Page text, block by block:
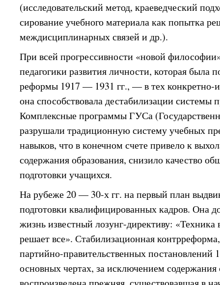
(исследовательский метод, краеведческий
сирование учебного материала как попытка
междисциплинарных связей и др.).
При всей прогрессивности «новой
педагогики развития личности, которая была
реформы 1917 — 1931 гг., — в тех конкретно-
она способствовала дестабилизации системы
Комплексные программы ГУСа
разрушали традиционную систему учебных
навыков, что в конечном счете привело к
содержания образования, снизило качество
подготовки учащихся.
На рубеже 20 — 30-х гг. на первый план
подготовки квалифицированных кадров. Она
жизнь известный лозунг-директиву: «Техника
решает все». Стабилизационная
партийно-правительственных постановлений
основных чертах, за исключением содержания